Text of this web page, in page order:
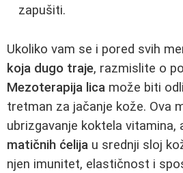
zapušiti.
Ukoliko vam se i pored svih
koja dugo traje, razmislite o
Mezoterapija lica može biti
tretman za jačanje kože. Ova
ubrizgavanje koktela vitamina,
matičnih ćelija u srednji sloj
njen imunitet, elastičnost i